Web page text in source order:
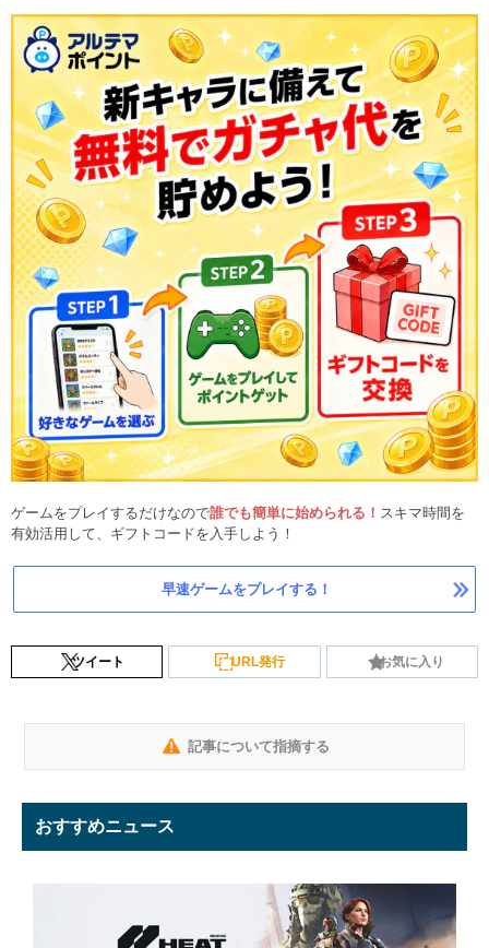
ゲームをプレイするだけなので誰でも簡単に始められる！ スキマ時間を
有効活用して、ギフトコードを入手しよう！
早速ゲームをプレイする！
ツイート URL発行 お気に入り
記事について指摘する
おすすめニュース